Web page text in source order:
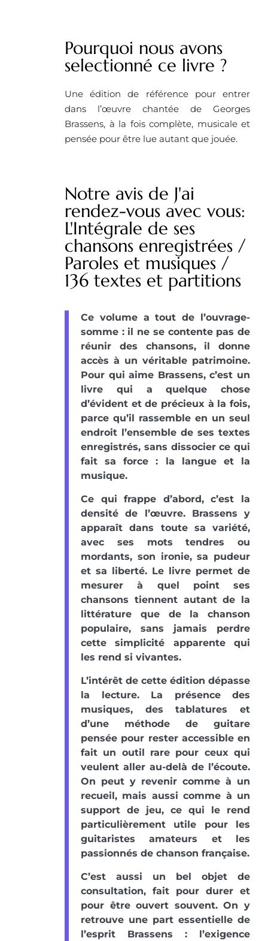
Pourquoi nous avons
selectionné ce livre ?
Une édition de référence pour entrer
dans l’œuvre chantée de Georges
Brassens, à la fois complète, musicale et
pensée pour être lue autant que jouée.
Notre avis de J'ai
rendez-vous avec vous:
L'Intégrale de ses
chansons enregistrées /
Paroles et musiques /
136 textes et partitions
Ce volume a tout de l’ouvrage-
somme : il ne se contente pas de
réunir des chansons, il donne
accès à un véritable patrimoine.
Pour qui aime Brassens, c’est un
livre qui a quelque chose
d’évident et de précieux à la fois,
parce qu’il rassemble en un seul
endroit l’ensemble de ses textes
enregistrés, sans dissocier ce qui
fait sa force : la langue et la
musique.
Ce qui frappe d’abord, c’est la
densité de l’œuvre. Brassens y
apparaît dans toute sa variété,
avec ses mots tendres ou
mordants, son ironie, sa pudeur
et sa liberté. Le livre permet de
mesurer à quel point ses
chansons tiennent autant de la
littérature que de la chanson
populaire, sans jamais perdre
cette simplicité apparente qui
les rend si vivantes.
L’intérêt de cette édition dépasse
la lecture. La présence des
musiques, des tablatures et
d’une méthode de guitare
pensée pour rester accessible en
fait un outil rare pour ceux qui
veulent aller au-delà de l’écoute.
On peut y revenir comme à un
recueil, mais aussi comme à un
support de jeu, ce qui le rend
particulièrement utile pour les
guitaristes amateurs et les
passionnés de chanson française.
C’est aussi un bel objet de
consultation, fait pour durer et
pour être ouvert souvent. On y
retrouve une part essentielle de
l’esprit Brassens : l’exigence